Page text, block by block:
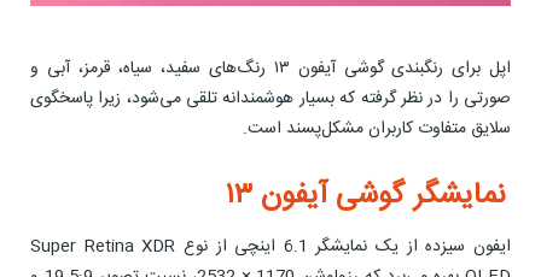
اپل برای رنگبندی گوشی آیفون ۱۳ رنگ‌های سفید، سیاه، قرمز، آبی و
صورتی را در نظر گرفته که بسیار هوشمندانه تلقی می‌شود، زیرا پاسخگوی
سلایق متفاوت کاربران مشکل‌پسند است.
نمایشگر گوشی آیفون ۱۳
ایفون سیزده از یک نمایشگر 6.1 اینچی از نوع Super Retina XDR